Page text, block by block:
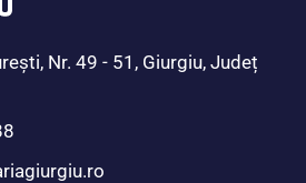
Nr. 49 - 51, Giurgiu, Județ